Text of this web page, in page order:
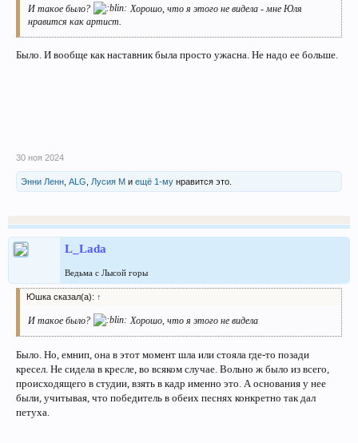
И такое было?
Хорошо, что я этого не видела - мне Юля
нравится как артист.
Было. И вообще как наставник была просто ужасна. Не надо ее больше.
30 ноя 2024
Энни Ленн ALG Лусия М и ещё 1-му нравится это.
L_Lada
Ведьма с Лысой горы
Юшка сказал(а): ↑
И такое было? Хорошо, что я этого не видела
Было. Но, емнип, она в этот момент шла или стояла где-то позади
кресел. Не сидела в кресле, во всяком случае. Вольно ж было из всего,
происходящего в студии, взять в кадр именно это. А основания у нее
были, учитывая, что победитель в обеих песнях конкретно так дал
петуха.